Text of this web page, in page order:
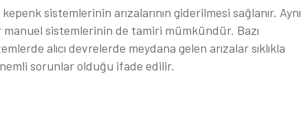
sistemlerinin arızalarının giderilmesi sağlanır. Aynı
sistemlerinin de tamiri mümkündür. Bazı
alıcı devrelerde meydana gelen arızalar sıklıkla
sorunlar olduğu ifade edilir.